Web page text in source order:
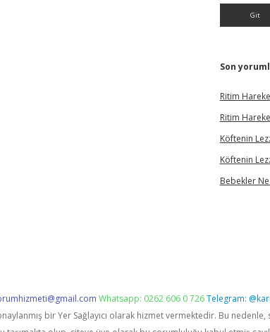
Son
Ritim
Ritim
Köftenin
Köftenin
Bebekler Ne
Whatsapp: 0262 606 0 726Telegram:
bir Yer Sağlayıcı olarak hizmet vermektedir. Bu